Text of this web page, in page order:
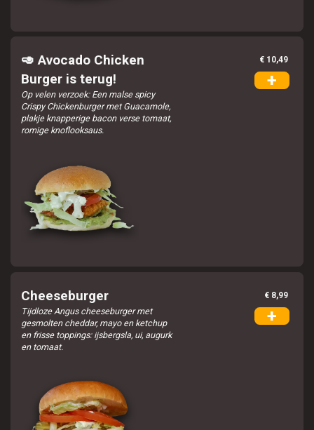
🥑 Avocado Chicken
Burger is terug!
Op velen verzoek: Een malse spicy
Crispy Chickenburger met Guacamole,
plakje knapperige bacon verse tomaat,
romige knoflooksaus.
€ 10,49
+
Cheeseburger
Tijdloze Angus cheeseburger met
gesmolten cheddar, mayo en ketchup
en frisse toppings: ijsbergsla, ui, augurk
en tomaat.
€ 8,99
+